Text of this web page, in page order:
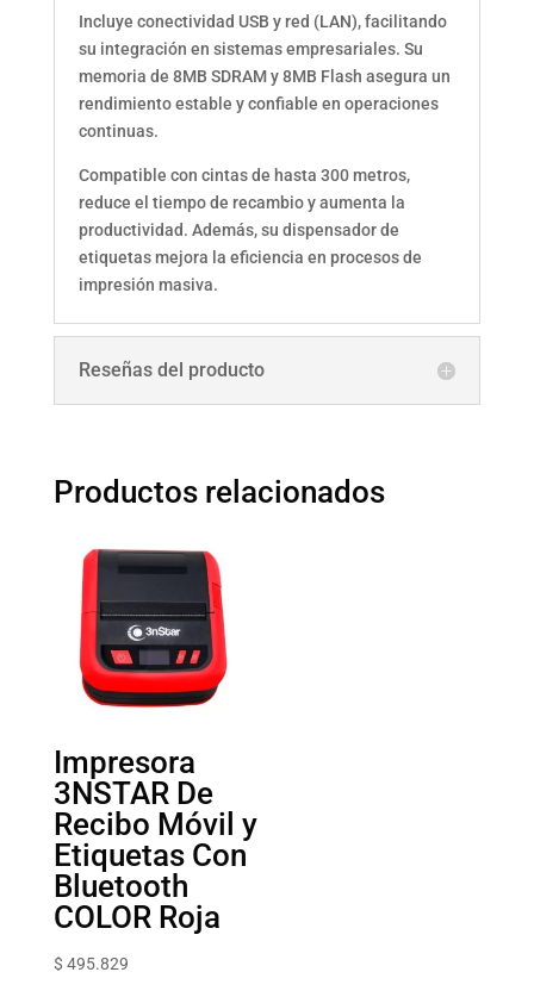
Incluye conectividad USB y red (LAN), facilitando
su integración en sistemas empresariales. Su
memoria de 8MB SDRAM y 8MB Flash asegura un
rendimiento estable y confiable en operaciones
continuas.
Compatible con cintas de hasta 300 metros,
reduce el tiempo de recambio y aumenta la
productividad. Además, su dispensador de
etiquetas mejora la eficiencia en procesos de
impresión masiva.
Reseñas del producto
Productos relacionados
Impresora
3NSTAR De
Recibo Móvil y
Etiquetas Con
Bluetooth
COLOR Roja
$ 495.829